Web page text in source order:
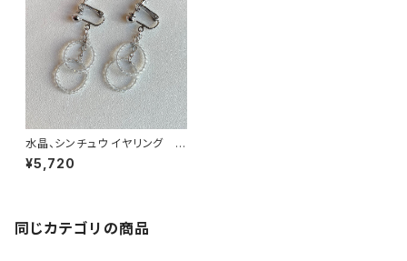
水晶、シンチュウ イヤリング N
o.38119
¥5,720
同じカテゴリの商品